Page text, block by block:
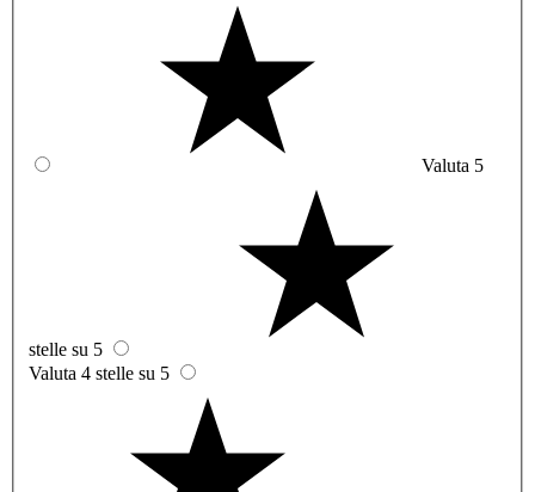
Valuta 5
stelle su 5
Valuta 4 stelle su 5